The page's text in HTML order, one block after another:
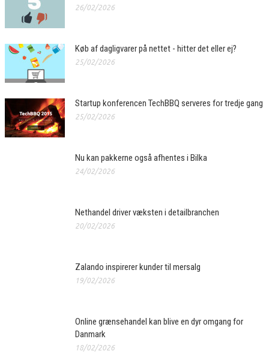
26/02/2026
Køb af dagligvarer på nettet - hitter det eller ej?
25/02/2026
Startup konferencen TechBBQ serveres for tredje gang
25/02/2026
Nu kan pakkerne også afhentes i Bilka
24/02/2026
Nethandel driver væksten i detailbranchen
20/02/2026
Zalando inspirerer kunder til mersalg
19/02/2026
Online grænsehandel kan blive en dyr omgang for
Danmark
18/02/2026